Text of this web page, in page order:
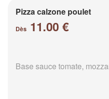
Pizza calzone poulet
Dès 11.00 €
Base sauce tomate,